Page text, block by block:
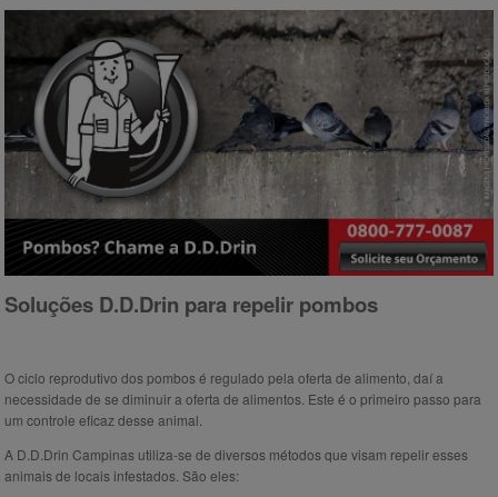
Soluções D.D.Drin para repelir pombos
O ciclo reprodutivo dos pombos é regulado pela oferta de alimento, daí a
necessidade de se diminuir a oferta de alimentos. Este é o primeiro passo para
um controle eficaz desse animal.
A D.D.Drin Campinas utiliza-se de diversos métodos que visam repelir esses
animais de locais infestados. São eles: